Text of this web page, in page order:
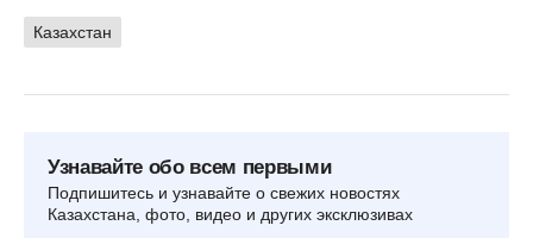
Казахстан
Узнавайте обо всем первыми
Подпишитесь и узнавайте о свежих новостях
Казахстана, фото, видео и других эксклюзивах